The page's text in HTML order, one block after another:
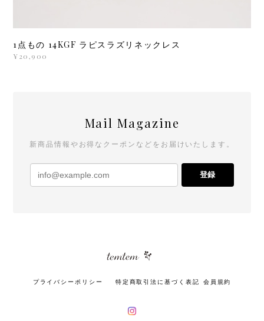
1点もの 14KGF ラピスラズリネックレス
¥20,900
Mail Magazine
新商品情報やお得なクーポンなどをお届けいたします。
登録
プライバシーポリシー 特定商取引法に基づく表記 会員規約